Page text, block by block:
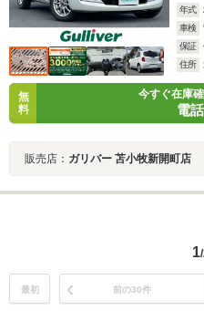
年式
車検
保証
住所
無
料
今すぐ在庫
電
販売店： ガリバー 苫小牧新開町店
1
最初 前の30件